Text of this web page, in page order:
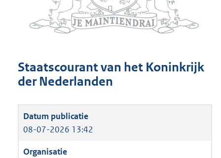
Staatscourant van het Koninkrijk
der Nederlanden
08-07-2026 13:42